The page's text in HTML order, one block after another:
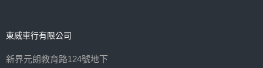
東威車行有限公司
新界元朗教育路124號地下